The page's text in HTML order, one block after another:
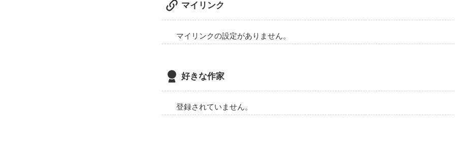
マイリンク
マイリンクの設定がありません。
好きな作家
登録されていません。